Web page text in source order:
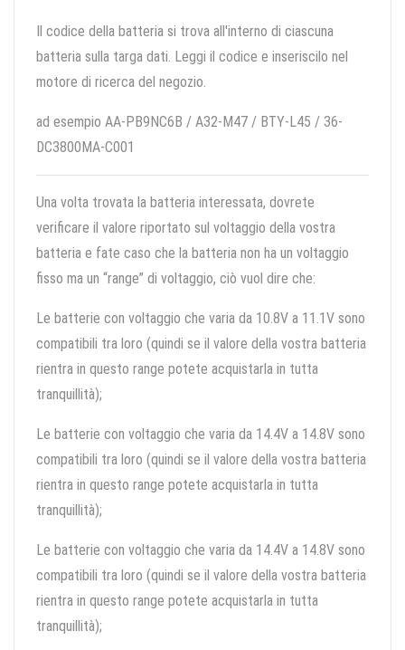
Il codice della batteria si trova all'interno di ciascuna
batteria sulla targa dati. Leggi il codice e inseriscilo nel
motore di ricerca del negozio.
ad esempio AA-PB9NC6B / A32-M47 / BTY-L45 / 36-
DC3800MA-C001
Una volta trovata la batteria interessata, dovrete
verificare il valore riportato sul voltaggio della vostra
batteria e fate caso che la batteria non ha un voltaggio
fisso ma un “range” di voltaggio, ciò vuol dire che:
Le batterie con voltaggio che varia da 10.8V a 11.1V sono
compatibili tra loro (quindi se il valore della vostra batteria
rientra in questo range potete acquistarla in tutta
tranquillità);
Le batterie con voltaggio che varia da 14.4V a 14.8V sono
compatibili tra loro (quindi se il valore della vostra batteria
rientra in questo range potete acquistarla in tutta
tranquillità);
Le batterie con voltaggio che varia da 14.4V a 14.8V sono
compatibili tra loro (quindi se il valore della vostra batteria
rientra in questo range potete acquistarla in tutta
tranquillità);